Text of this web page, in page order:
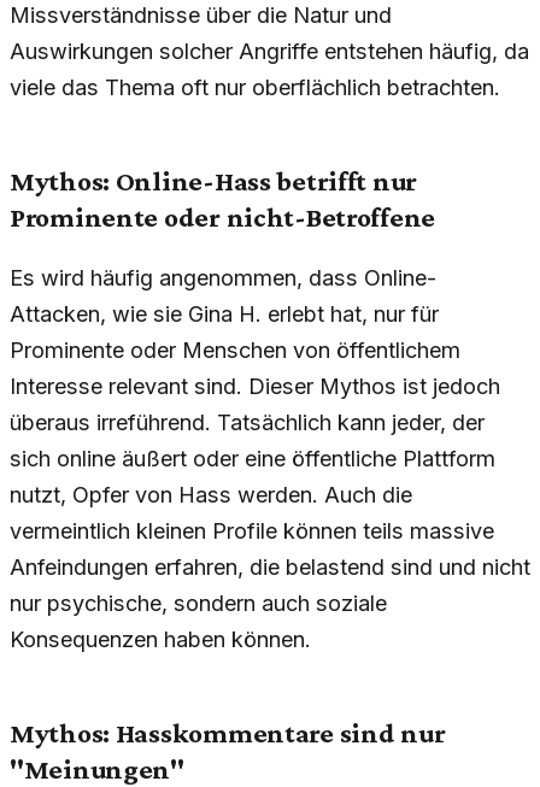
Missverständnisse über die Natur und
Auswirkungen solcher Angriffe entstehen häufig, da
viele das Thema oft nur oberflächlich betrachten.
Mythos: Online-Hass betrifft nur
Prominente oder nicht-Betroffene
Es wird häufig angenommen, dass Online-
Attacken, wie sie Gina H. erlebt hat, nur für
Prominente oder Menschen von öffentlichem
Interesse relevant sind. Dieser Mythos ist jedoch
überaus irreführend. Tatsächlich kann jeder, der
sich online äußert oder eine öffentliche Plattform
nutzt, Opfer von Hass werden. Auch die
vermeintlich kleinen Profile können teils massive
Anfeindungen erfahren, die belastend sind und nicht
nur psychische, sondern auch soziale
Konsequenzen haben können.
Mythos: Hasskommentare sind nur
"Meinungen"